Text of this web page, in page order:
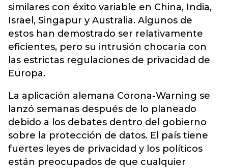
similares con éxito variable en China, India,
Israel, Singapur y Australia. Algunos de
estos han demostrado ser relativamente
eficientes, pero su intrusión chocaría con
las estrictas regulaciones de privacidad de
Europa.
La aplicación alemana Corona-Warning se
lanzó semanas después de lo planeado
debido a los debates dentro del gobierno
sobre la protección de datos. El país tiene
fuertes leyes de privacidad y los políticos
están preocupados de que cualquier